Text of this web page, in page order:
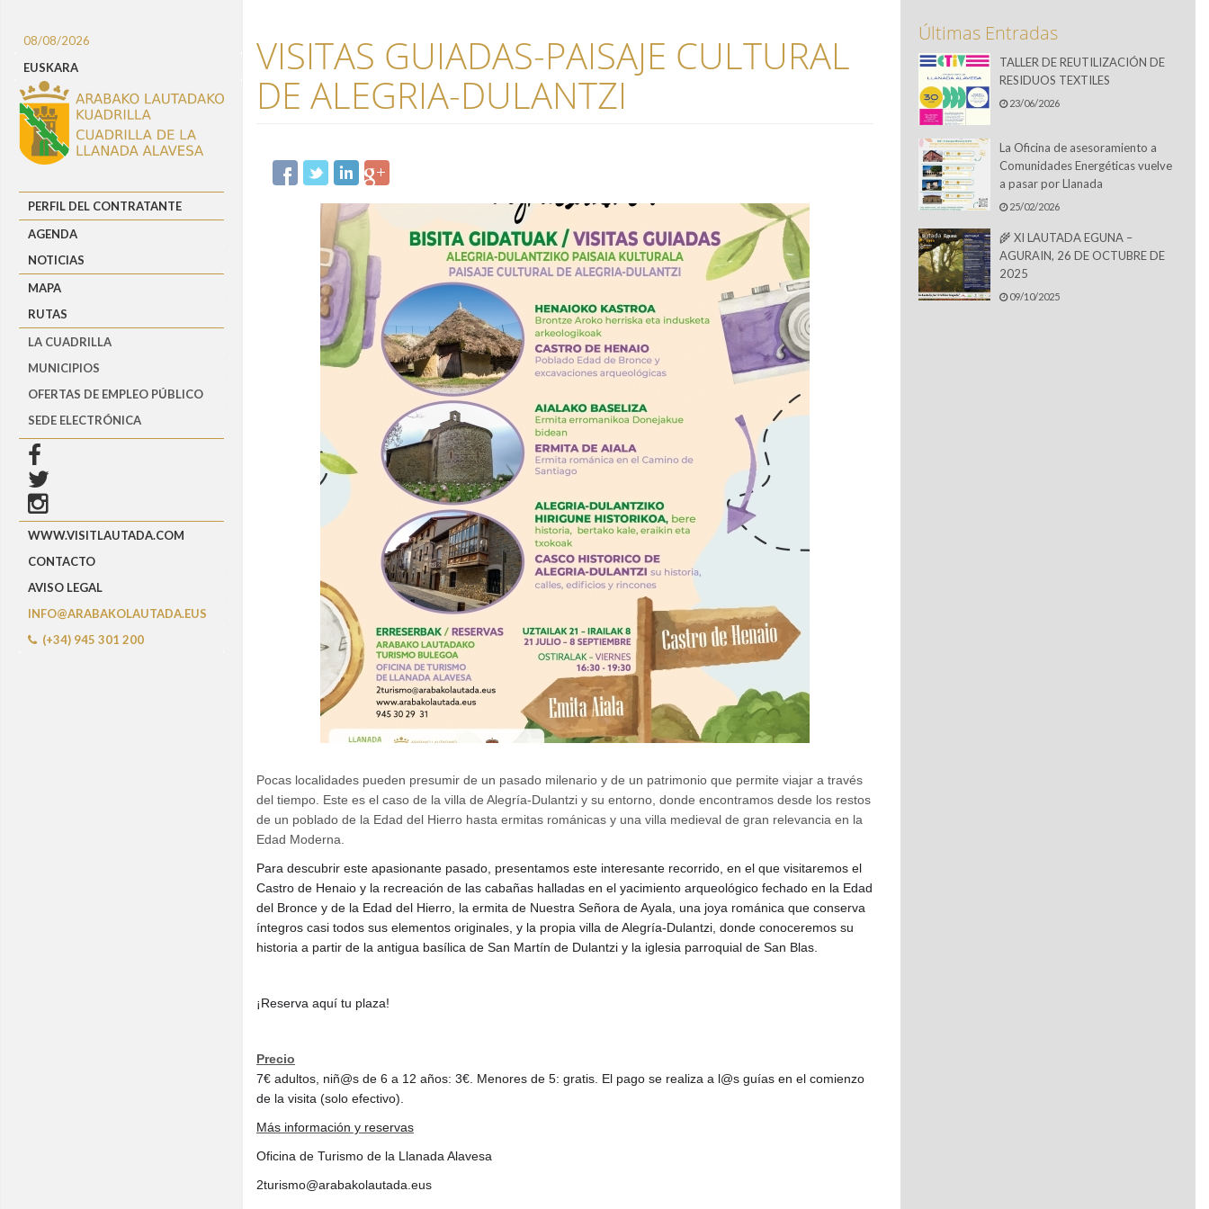
08/08/2026
EUSKARA
PERFIL DEL CONTRATANTE
AGENDA
NOTICIAS
MAPA
RUTAS
LA CUADRILLA
MUNICIPIOS
OFERTAS DE EMPLEO PÚBLICO
SEDE ELECTRÓNICA
WWW.VISITLAUTADA.COM
CONTACTO
AVISO LEGAL
INFO@ARABAKOLAUTADA.EUS
(+34) 945 301 200
VISITAS GUIADAS-PAISAJE CULTURAL
DE ALEGRIA-DULANTZI
Pocas localidades pueden presumir de un pasado milenario y de un patrimonio que permite viajar a través
del tiempo. Este es el caso de la villa de Alegría-Dulantzi y su entorno, donde encontramos desde los restos
de un poblado de la Edad del Hierro hasta ermitas románicas y una villa medieval de gran relevancia en la
Edad Moderna.
Para descubrir este apasionante pasado, presentamos este interesante recorrido, en el que visitaremos el
Castro de Henaio y la recreación de las cabañas halladas en el yacimiento arqueológico fechado en la Edad
del Bronce y de la Edad del Hierro, la ermita de Nuestra Señora de Ayala, una joya románica que conserva
íntegros casi todos sus elementos originales, y la propia villa de Alegría-Dulantzi, donde conoceremos su
historia a partir de la antigua basílica de San Martín de Dulantzi y la iglesia parroquial de San Blas.
¡Reserva aquí tu plaza!
Precio
7€ adultos, niñ@s de 6 a 12 años: 3€. Menores de 5: gratis. El pago se realiza a l@s guías en el comienzo
de la visita (solo efectivo).
Más información y reservas
Oficina de Turismo de la Llanada Alavesa
2turismo@arabakolautada.eus
Últimas Entradas
TALLER DE REUTILIZACIÓN DE
RESIDUOS TEXTILES
23/06/2026
La Oficina de asesoramiento a
Comunidades Energéticas vuelve
a pasar por Llanada
25/02/2026
🌾 XI LAUTADA EGUNA –
AGURAIN, 26 DE OCTUBRE DE
2025
09/10/2025